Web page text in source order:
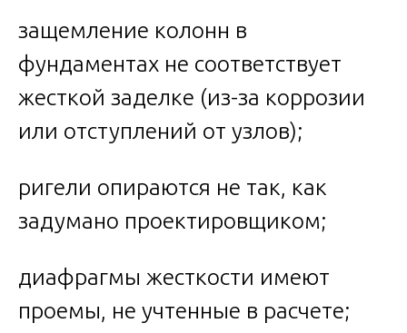
защемление колонн в
фундаментах не соответствует
жесткой заделке (из-за коррозии
или отступлений от узлов);
ригели опираются не так, как
задумано проектировщиком;
диафрагмы жесткости имеют
проемы, не учтенные в расчете;